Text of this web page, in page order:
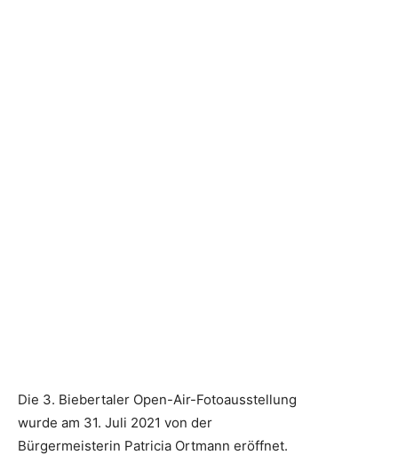
Die 3. Biebertaler Open-Air-Fotoausstellung
wurde am 31. Juli 2021 von der
Bürgermeisterin Patricia Ortmann eröffnet.